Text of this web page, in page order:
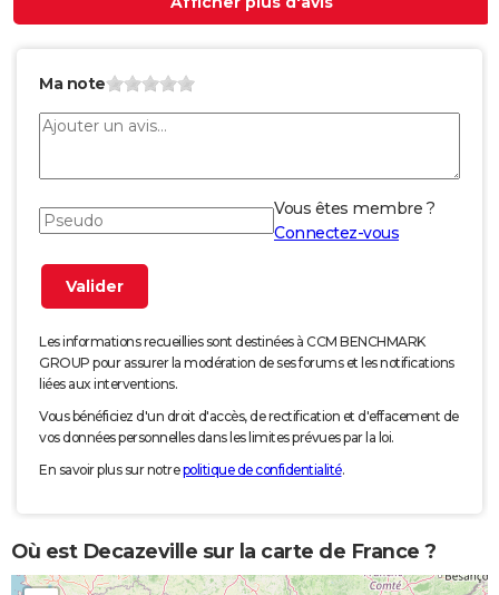
Ma note
Vous êtes membre ?
Connectez-vous
Les informations recueillies sont destinées à CCM BENCHMARK
GROUP pour assurer la modération de ses forums et les notifications
liées aux interventions.
Vous bénéficiez d'un droit d'accès, de rectification et d'effacement de
vos données personnelles dans les limites prévues par la loi.
En savoir plus sur notrepolitique de confidentialité.
Où est Decazeville sur la carte de France ?